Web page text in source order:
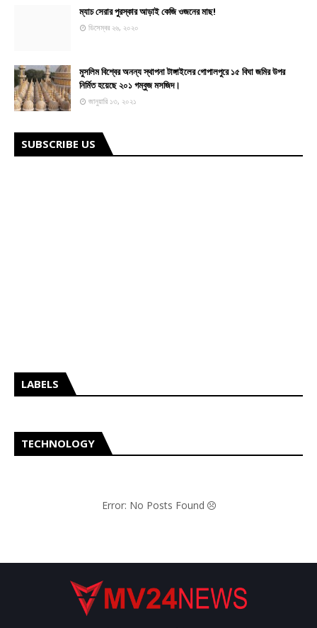
ম্যাচ সেরার পুরস্কার আড়াই কেজি ওজনের মাছ!
ডিসেম্বর ২৬, ২০২০
মুসলিম বিশ্বের অনন্য স্থাপনা টাঙ্গাইলের গোপালপুরে ১৫ বিঘা জমির উপর
নির্মিত হয়েছে ২০১ গম্বুজ মসজিদ।
জানুয়ারি ১৩, ২০২১
SUBSCRIBE US
LABELS
TECHNOLOGY
Error: No Posts Found